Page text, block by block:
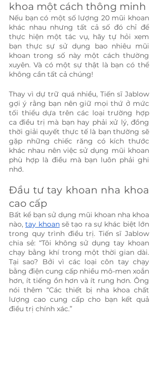
khoa một cách thông minh
Nếu bạn có một số lượng 20 mũi khoan
khác nhau nhưng tất cả số đó chỉ để
thực hiện một tác vụ, hãy tự hỏi xem
bạn thực sự sử dụng bao nhiêu mũi
khoan trong số này một cách thường
xuyên. Và có một sự thật là bạn có thể
không cần tất cả chúng!
Thay vì dự trữ quá nhiều, Tiến sĩ Jablow
gợi ý rằng bạn nên giữ mọi thứ ở mức
tối thiểu dựa trên các loại trường hợp
ca điều trị mà bạn hay phải xử lý, đồng
thời giải quyết thực tế là bạn thường sẽ
gặp những chiếc răng có kích thước
khác nhau nên việc sử dụng mũi khoan
phù hợp là điều mà bạn luôn phải ghi
nhớ.
Đầu tư tay khoan nha khoa
cao cấp
Bất kể bạn sử dụng mũi khoan nha khoa
nào, tay khoan sẽ tạo ra sự khác biệt lớn
trong quy trình điều trị. Tiến sĩ Jablow
chia sẻ: “Tôi không sử dụng tay khoan
chạy bằng khí trong một thời gian dài.
Tại sao? Bởi vì các loại côn tay chạy
bằng điện cung cấp nhiều mô-men xoắn
hơn, ít tiếng ồn hơn và ít rung hơn. Ông
nói thêm “Các thiết bị nha khoa chất
lượng cao cung cấp cho bạn kết quả
điều trị chính xác.”